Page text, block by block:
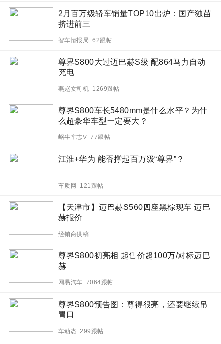
2月百万级轿车销量TOP10出炉：国产独苗
挤进前三
智车情报局 62跟帖
尊界S800大过迈巴赫S级 配864马力自动
充电
燕赵女司机 1269跟帖
尊界S800车长5480mm是什么水平？为什
么超豪华车型一定要大？
蜗牛车志V 77跟帖
江淮+华为 能否撑起百万级“尊界”？
车质网 121跟帖
【天津市】迈巴赫S560四座黑棕现车 迈巴
赫报价
经销商供稿
尊界S800初亮相 起售价超100万/对标迈巴
赫
网易汽车 7064跟帖
尊界S800预告图：尊得很亮，还要继续吊
胃口
车动态 299跟帖